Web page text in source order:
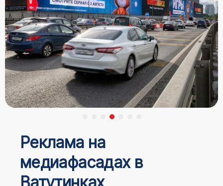
Реклама на
медиафасадах в